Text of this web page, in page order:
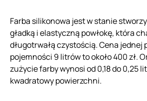
Farba silikonowa jest w stanie
gładką i elastyczną powłokę, która
długotrwałą czystością. Cena jednej
pojemności 9 litrów to około 400 zł.
zużycie farby wynosi od 0,18 do 0,25
kwadratowy powierzchni.